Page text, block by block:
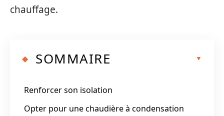
chauffage.
SOMMAIRE
Renforcer son isolation
Opter pour une chaudière à condensation